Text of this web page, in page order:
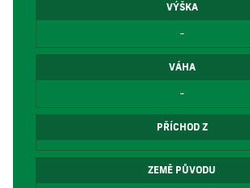
VÝŠKA
-
VÁHA
-
PŘÍCHOD Z
ZEMĚ PŮVODU